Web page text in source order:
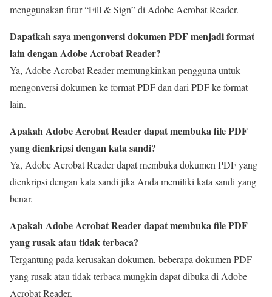
menggunakan fitur “Fill & Sign” di Adobe Acrobat Reader.
Dapatkah saya mengonversi dokumen PDF menjadi format
lain dengan Adobe Acrobat Reader?
Ya, Adobe Acrobat Reader memungkinkan pengguna untuk
mengonversi dokumen ke format PDF dan dari PDF ke format
lain.
Apakah Adobe Acrobat Reader dapat membuka file PDF
yang dienkripsi dengan kata sandi?
Ya, Adobe Acrobat Reader dapat membuka dokumen PDF yang
dienkripsi dengan kata sandi jika Anda memiliki kata sandi yang
benar.
Apakah Adobe Acrobat Reader dapat membuka file PDF
yang rusak atau tidak terbaca?
Tergantung pada kerusakan dokumen, beberapa dokumen PDF
yang rusak atau tidak terbaca mungkin dapat dibuka di Adobe
Acrobat Reader.